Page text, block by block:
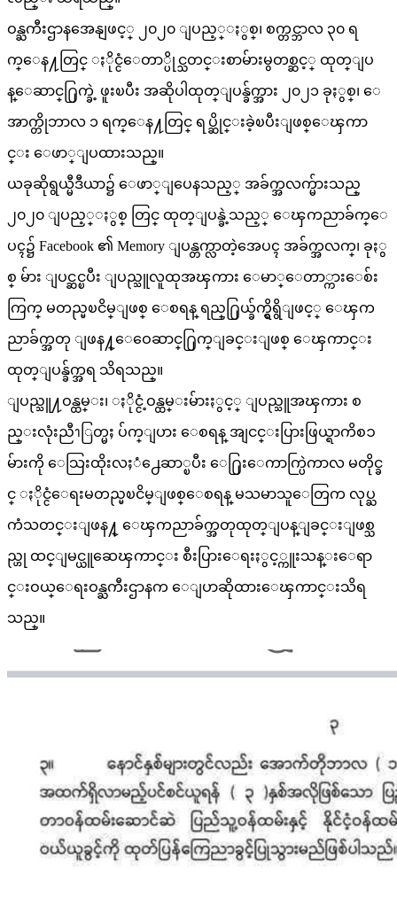
ဝန္ႀကီးဌာနအေနျဖင့္ ၂၀၂၀ ျပည့္ႏွစ္၊ စက္တင္ဘာလ ၃၀ ရ
က္ေန႔တြင္ ႏိုင္ငံေတာ္ပိုင္သတင္းစာမ်ားမွတစ္ဆင့္ ထုတ္ျပ
န္ေဆာင္႐ြက္ခဲ့ ဖူးၿပီး အဆိုပါထုတ္ျပန္ခ်က္အား ၂၀၂၁ ခုႏွစ္၊ ေ
အာက္တိုဘာလ ၁ ရက္ေန႔တြင္ ရပ္ဆိုင္းခဲ့ၿပီးျဖစ္ေၾကာ
င္း ေဖာ္ျပထားသည္။
ယခုဆိုရွယ္မီဒီယာ၌ ေဖာ္ျပေနသည့္ အခ်က္အလက္မ်ားသည္
၂၀၂၀ ျပည့္ႏွစ္ တြင္ ထုတ္ျပန္ခဲ့သည့္ ေၾကညာခ်က္ေ
ပၚ၌ Facebook ၏ Memory ျပန္တက္လာတဲ့အေပၚ အခ်က္အလက္၊ ခုႏွ
စ္ မ်ား ျပင္ဆင္ၿပီး ျပည္သူလူထုအၾကား ေမာ္ေတာ္ကားေစ်း
ကြက္ မတည္မၿငိမ္ျဖစ္ ေစရန္ ရည္႐ြယ္ခ်က္ရွိရွိျဖင့္ ေၾက
ညာခ်က္အတု ျဖန႔္ေဝေဆာင္႐ြက္ျခင္းျဖစ္ ေၾကာင္း
ထုတ္ျပန္ခ်က္အရ သိရသည္။
ျပည္သူ႔ဝန္ထမ္း၊ ႏိုင္ငံ့ဝန္ထမ္းမ်ားႏွင့္ ျပည္သူအၾကား စ
ည္းလုံးညီၫြတ္မႈ ပ်က္ျပား ေစရန္ အျငင္းပြားဖြယ္ရာကိစၥ
မ်ားကို ေသြးထိုးလႈံ႕ေဆာ္ၿပီး ေ႐ြးေကာက္ပြဲကာလ မတိုင္ခ
င္ ႏိုင္ငံေရးမတည္မၿငိမ္ျဖစ္ေစရန္ မသမာသူေတြက လုပ္ႀ
ကံသတင္းျဖန႔္ ေၾကညာခ်က္အတုထုတ္ျပန္ျခင္းျဖစ္သ
ည္ဟု ထင္ျမင္ယူဆေၾကာင္း စီးပြားေရးႏွင့္ကူးသန္းေရာ
င္းဝယ္ေရးဝန္ႀကီးဌာနက ေျပာဆိုထားေၾကာင္းသိရ
သည္။